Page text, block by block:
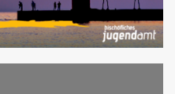
2/3